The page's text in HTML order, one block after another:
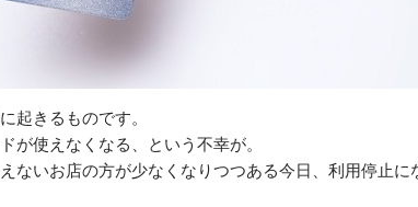
起きるものです。
が使えなくなる、という不幸が。
ないお店の方が少なくなりつつある今日、利用停止